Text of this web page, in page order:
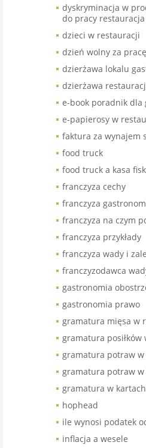
dyskryminacja w
do pracy restauracja
dzieci w restauracji
dzień wolny za
dzierżawa lokalu
dzierżawa
e-book poradnik dla
e-papierosy w
faktura za wynajem
food truck
food truck a kasa
franczyza cechy
franczyza
franczyza na czym
franczyza przykłady
franczyza wady i
franczyzodawca
gastronomia
gastronomia prawo
gramatura mięsa w
gramatura posiłków
gramatura potraw
gramatura potraw
gramatura w
hophead
ile wynosi podatek
inflacja a wesele